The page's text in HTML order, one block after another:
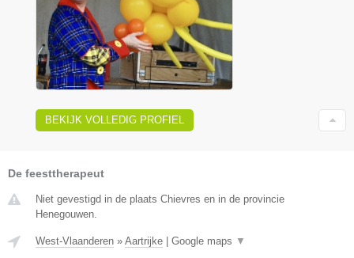
BEKIJK VOLLEDIG PROFIEL
De feesttherapeut
Niet gevestigd in de plaats Chievres en in de provincie
Henegouwen.
West-Vlaanderen » Aartrijke | Google maps ▼